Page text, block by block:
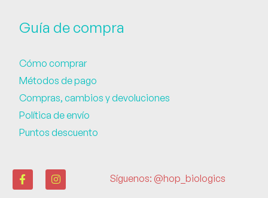
Guía de compra
Cómo comprar
Métodos de pago
Compras, cambios y devoluciones
Política de envío
Puntos descuento
Síguenos: @hop_biologics